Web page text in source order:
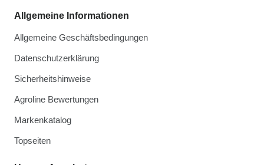
Allgemeine Informationen
Allgemeine Geschäftsbedingungen
Datenschutzerklärung
Sicherheitshinweise
Agroline Bewertungen
Markenkatalog
Topseiten